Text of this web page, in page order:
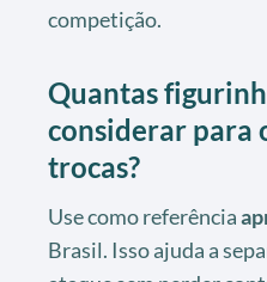
competição.
Quantas
considerar para
trocas?
Use como referência
Brasil. Isso ajuda a